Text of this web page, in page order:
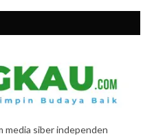
media siber independen